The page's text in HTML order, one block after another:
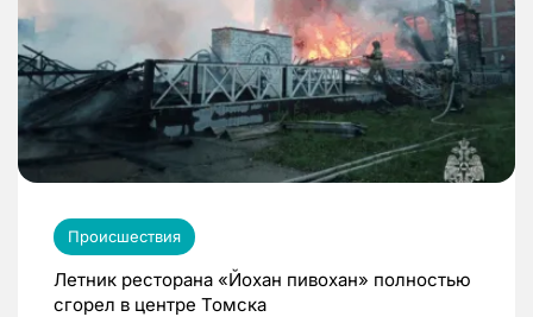
Происшествия
Летник ресторана «Йохан пивохан» полностью
сгорел в центре Томска